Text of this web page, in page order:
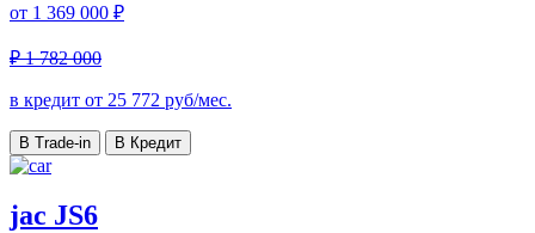
от 1 369 000 ₽
₽ 1 782 000
в кредит от 25 772 руб/мес.
В Trade-in В Кредит
jac JS6